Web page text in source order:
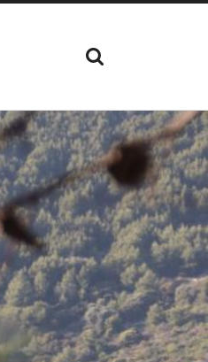
TOON
HET